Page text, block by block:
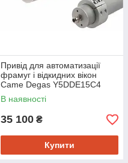
Привід для автоматизації
фрамуг і відкидних вікон
Came Degas Y5DDE15C4
В наявності
35 100 ₴
Купити